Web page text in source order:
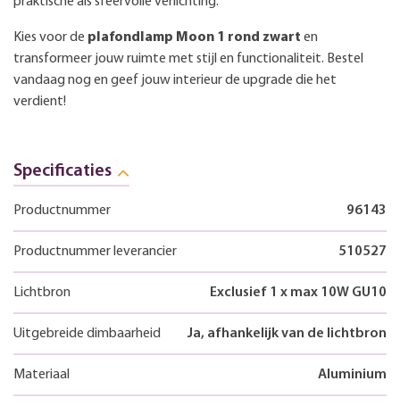
Kies voor de plafondlamp Moon 1 rond zwart en
transformeer jouw ruimte met stijl en functionaliteit. Bestel
vandaag nog en geef jouw interieur de upgrade die het
verdient!
Specificaties
Productnummer 96143
Productnummer leverancier 510527
Lichtbron Exclusief 1 x max 10W GU10
Uitgebreide dimbaarheid Ja, afhankelijk van de lichtbron
Materiaal Aluminium